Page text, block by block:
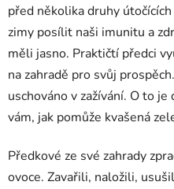
před několika druhy
zimy posílit naši imunitu a
měli jasno. Praktičtí předci
na zahradě pro svůj
uschováno v zažívání. O to
vám, jak pomůže kvašená
Předkové ze své zahrady
ovoce. Zavařili, naložili,